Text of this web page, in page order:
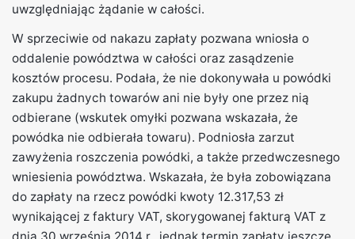
uwzględniając żądanie w całości.
W sprzeciwie od nakazu zapłaty pozwana wniosła o
oddalenie powództwa w całości oraz zasądzenie
kosztów procesu. Podała, że nie dokonywała u powódki
zakupu żadnych towarów ani nie były one przez nią
odbierane (wskutek omyłki pozwana wskazała, że
powódka nie odbierała towaru). Podniosła zarzut
zawyżenia roszczenia powódki, a także przedwczesnego
wniesienia powództwa. Wskazała, że była zobowiązana
do zapłaty na rzecz powódki kwoty 12.317,53 zł
wynikającej z faktury VAT, skorygowanej fakturą VAT z
dnia 30 września 2014 r., jednak termin zapłaty jeszcze